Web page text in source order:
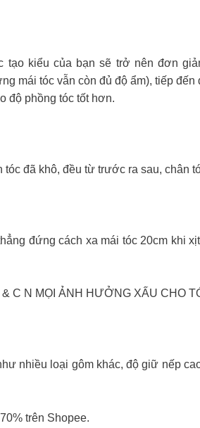
kiểu của bạn sẽ trở nên đơn
mái tóc vẫn còn đủ độ ẩm), tiếp
độ phồng tóc tốt hơn.
đã khô, đều từ trước ra sau, chân
đứng cách xa mái tóc 20cm khi
C N MỌI ẢNH HƯỞNG XẤU CHO
nhiều loại gôm khác, độ giữ nếp
trên Shopee.